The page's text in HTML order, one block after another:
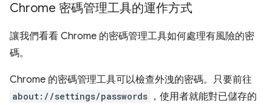
Chrome 密碼管理工具的運作方式
讓我們看看 Chrome 的密碼管理工具如何處理有風險的密
碼。
Chrome 的密碼管理工具可以檢查外洩的密碼。只要前往
about://settings/passwords ，使用者就能對已儲存的